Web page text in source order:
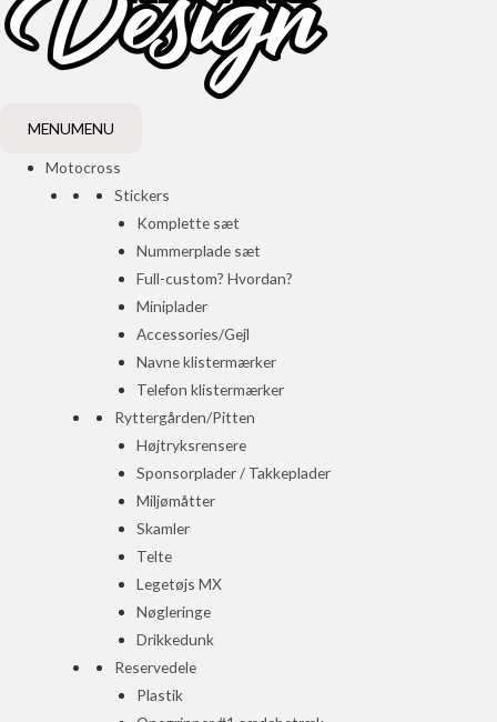
MENUMENU
Motocross
Stickers
Komplette sæt
Nummerplade sæt
Full-custom? Hvordan?
Miniplader
Accessories/Gejl
Navne klistermærker
Telefon klistermærker
Ryttergården/Pitten
Højtryksrensere
Sponsorplader / Takkeplader
Miljømåtter
Skamler
Telte
Legetøjs MX
Nøgleringe
Drikkedunk
Reservedele
Plastik